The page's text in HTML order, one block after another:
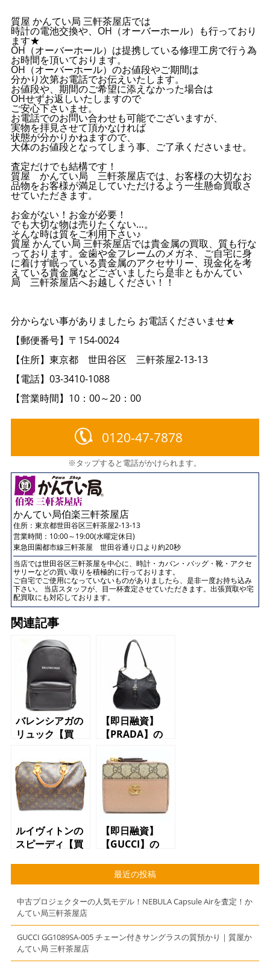
質屋 かんてい局 三軒茶屋店では
時計の電池交換や、OH（オーバーホール）も行っており
ます★
OH（オーバーホール）は提携している修理工房で行う為
お時間を頂いております。
OH（オーバーホール）のお値段やご期間は
分かり次第お電話でお伝えいたします。
お値段や、期間のご希望に添えなかった場合は
OHせずお返しいたしますので
ご安心下さいませ。
お電話でのお問い合わせも可能でございますが、
実物を拝見させて頂かなければ
状態が分かりかねますので、
大体のお値段となってしまう事、ご了承くださいませ。
査定だけでも結構です！
質屋 かんてい局 三軒茶屋店では、お客様の大切なお
品物をお客様が満足していただけるよう一生懸命買取さ
せていただきます。
お金がない！お金が必要！
でも大切な物は売りたくない…。
そんな時は質をご利用下さい♪
質屋 かんてい局 三軒茶屋店では貴金属の買取、質も行な
っております。金歯や金フレームのメガネ、ご自宅に身
に着けず眠っている貴金属のアクセサリー、現金化を考
えている貴金属などございましたら是非ともかんてい
局 三軒茶屋店へお越しください！！
分からない事がありましたら お電話くださいませ★
【郵便番号】〒154-0024
【住所】東京都 世田谷区 三軒茶屋2-13-13
【電話】03-3410-1088
【営業時間】10：00～20：00
0120-47-7878
※タップすると電話がかけられます。
かんてい局伯楽三軒茶屋店
住所： 東京都世田谷区三軒茶屋2-13-13
営業時間：10:00～19:00(水曜定休日)
東急田園都市線三軒茶屋 世田谷通り口より約20秒
当店では世田谷区三軒茶屋を中心に、時計・カバン・バッグ・靴・アクセ
サリーなどの買い取りを積極的に行っております。
ご自宅でご使用になっていないものがありましたら、是非一度お持ち込み
下さい。 当店スタッフが、目一杯査定させていただきます。出張買取や宅
配買取にも対応しております。
関連記事
バレンシアガの
リュック【買
【世田谷】【三
軒茶屋】【駒
沢】【上馬】
【即日融資】
【PRADA】の
【質預かり】で
きます【質】
【かんてい局】
【三軒茶屋】
ルイヴィトンの
スピーディ【買
軒茶屋】【駒
沢】【上馬】
【即日融資】
【GUCCI】の
預かり】できま
す【質】【かん
てい局】【三軒
茶屋】
最近の投稿
中古プロジェクターの人気モデル！NEBULA Capsule Airを査定！か
んてい局三軒茶屋店
GUCCI GG1089SA-005 チェーン付きサングラスの質預かり｜質屋か
んてい局 三軒茶屋店